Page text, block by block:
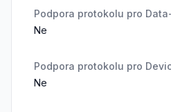
Podpora protokolu pro
Ne
Podpora protokolu pro
Ne